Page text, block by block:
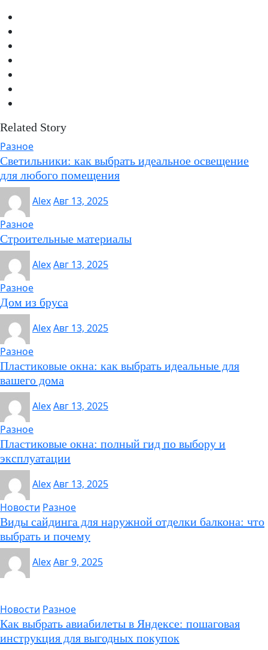
Related Story
Разное
Светильники: как выбрать идеальное освещение
для любого помещения
AlexАвг 13, 2025
Разное
Строительные материалы
AlexАвг 13, 2025
Разное
Дом из бруса
AlexАвг 13, 2025
Разное
Пластиковые окна: как выбрать идеальные для
вашего дома
AlexАвг 13, 2025
Разное
Пластиковые окна: полный гид по выбору и
эксплуатации
AlexАвг 13, 2025
Новости Разное
Виды сайдинга для наружной отделки балкона: что
выбрать и почему
AlexАвг 9, 2025
Новости Разное
Как выбрать авиабилеты в Яндексе: пошаговая
инструкция для выгодных покупок